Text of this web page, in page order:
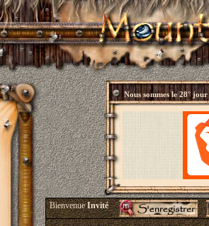
Nous sommes le28° jour
BienvenueInvité